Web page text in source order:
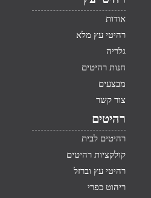
אודות
רהיטי עץ מלא
גלריה
חנות רהיטים
מבצעים
צור קשר
רהיטים
רהיטים לבית
קולקציות רהיטים
רהיטי עץ וברזל
ריהוט כפרי